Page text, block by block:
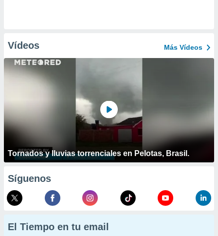
Vídeos Más Vídeos
Tornados y lluvias torrenciales en Pelotas, Brasil.
Síguenos
El Tiempo en tu email